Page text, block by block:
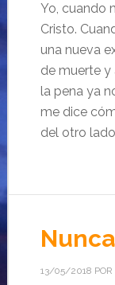
Yo, cuando
Cristo.
una nueva
de muerte y
la pena ya
me dice
del otro
13/05/2018 POR